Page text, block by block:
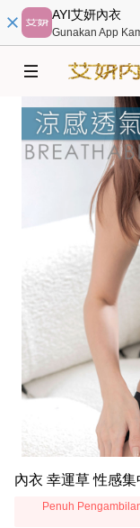
AYI艾妍內衣
Gunakan App
內衣 幸運草 性感
Penuh